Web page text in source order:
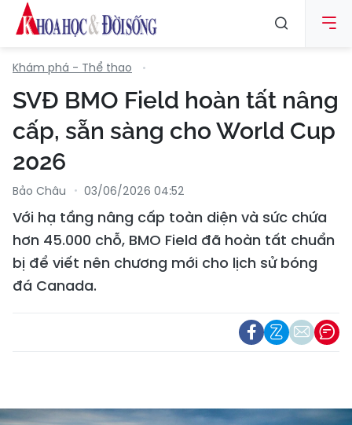
Khám phá - Thể thao
SVĐ BMO Field hoàn tất nâng
cấp, sẵn sàng cho World Cup
2026
Bảo Châu 03/06/2026 04:52
Với hạ tầng nâng cấp toàn diện và sức chứa
hơn 45.000 chỗ, BMO Field đã hoàn tất chuẩn
bị để viết nên chương mới cho lịch sử bóng
đá Canada.